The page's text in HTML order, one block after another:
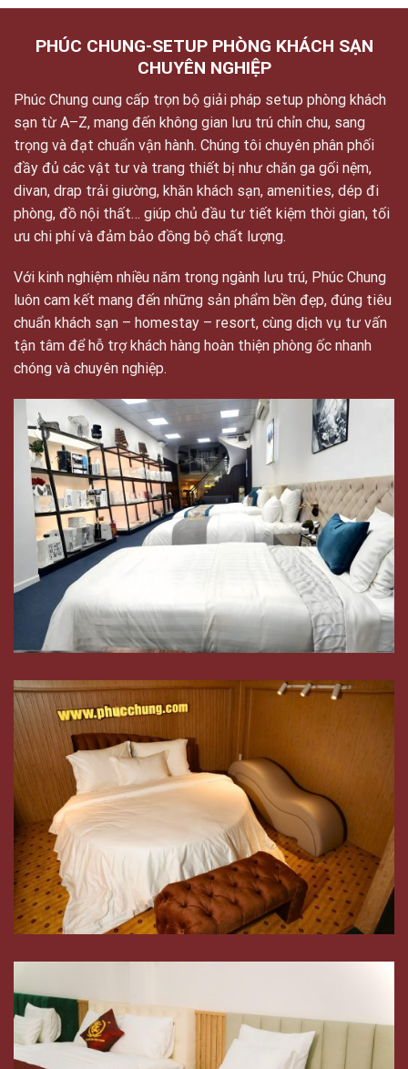
PHÚC CHUNG-SETUP PHÒNG KHÁCH SẠN
CHUYÊN NGHIỆP
Phúc Chung cung cấp trọn bộ giải pháp setup phòng khách
sạn từ A–Z, mang đến không gian lưu trú chỉn chu, sang
trọng và đạt chuẩn vận hành. Chúng tôi chuyên phân phối
đầy đủ các vật tư và trang thiết bị như chăn ga gối nệm,
divan, drap trải giường, khăn khách sạn, amenities, dép đi
phòng, đồ nội thất… giúp chủ đầu tư tiết kiệm thời gian, tối
ưu chi phí và đảm bảo đồng bộ chất lượng.
Với kinh nghiệm nhiều năm trong ngành lưu trú, Phúc Chung
luôn cam kết mang đến những sản phẩm bền đẹp, đúng tiêu
chuẩn khách sạn – homestay – resort, cùng dịch vụ tư vấn
tận tâm để hỗ trợ khách hàng hoàn thiện phòng ốc nhanh
chóng và chuyên nghiệp.